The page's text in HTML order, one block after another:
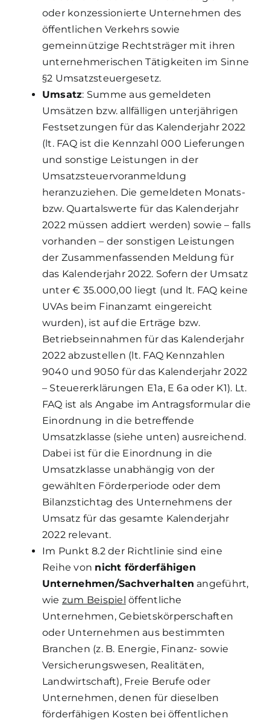
oder konzessionierte Unternehmen des
öffentlichen Verkehrs sowie
gemeinnützige Rechtsträger mit ihren
unternehmerischen Tätigkeiten im Sinne
§2 Umsatzsteuergesetz.
Umsatz: Summe aus gemeldeten
Umsätzen bzw. allfälligen unterjährigen
Festsetzungen für das Kalenderjahr 2022
(lt. FAQ ist die Kennzahl 000 Lieferungen
und sonstige Leistungen in der
Umsatzsteuervoranmeldung
heranzuziehen. Die gemeldeten Monats-
bzw. Quartalswerte für das Kalenderjahr
2022 müssen addiert werden) sowie – falls
vorhanden – der sonstigen Leistungen
der Zusammenfassenden Meldung für
das Kalenderjahr 2022. Sofern der Umsatz
unter € 35.000,00 liegt (und lt. FAQ keine
UVAs beim Finanzamt eingereicht
wurden), ist auf die Erträge bzw.
Betriebseinnahmen für das Kalenderjahr
2022 abzustellen (lt. FAQ Kennzahlen
9040 und 9050 für das Kalenderjahr 2022
– Steuererklärungen E1a, E 6a oder K1). Lt.
FAQ ist als Angabe im Antragsformular die
Einordnung in die betreffende
Umsatzklasse (siehe unten) ausreichend.
Dabei ist für die Einordnung in die
Umsatzklasse unabhängig von der
gewählten Förderperiode oder dem
Bilanzstichtag des Unternehmens der
Umsatz für das gesamte Kalenderjahr
2022 relevant.
Im Punkt 8.2 der Richtlinie sind eine
Reihe von nicht förderfähigen
Unternehmen/Sachverhalten angeführt,
wie zum Beispiel öffentliche
Unternehmen, Gebietskörperschaften
oder Unternehmen aus bestimmten
Branchen (z. B. Energie, Finanz- sowie
Versicherungswesen, Realitäten,
Landwirtschaft), Freie Berufe oder
Unternehmen, denen für dieselben
förderfähigen Kosten bei öffentlichen